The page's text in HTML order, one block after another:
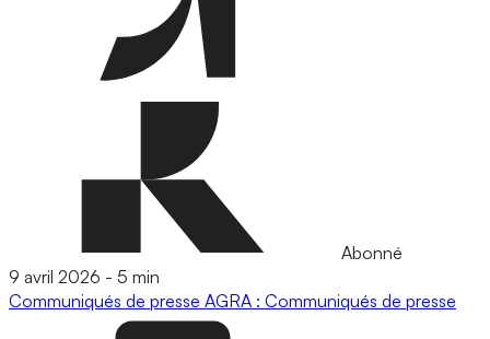
Abonné
9 avril 2026 - 5 min
Communiqués de presse AGRA : Communiqués de presse